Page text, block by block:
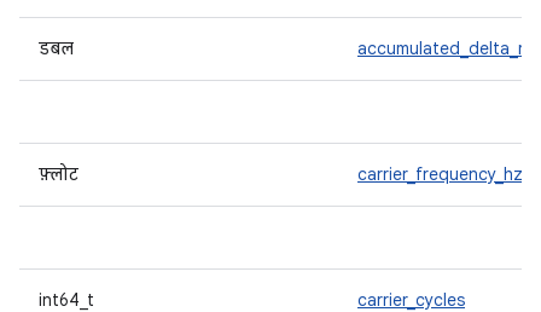
डबल
फ़्लोट carrier_frequency_hz
int64_t carrier_cycles